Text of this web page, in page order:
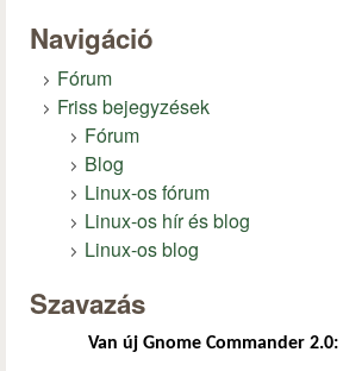
Navigáció
Fórum
Friss bejegyzések
Fórum
Blog
Linux-os fórum
Linux-os hír és blog
Linux-os blog
Szavazás
Van új Gnome Commander 2.0: